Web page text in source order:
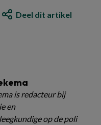
Deel dit artikel
is redacteur bij
en
op de poli